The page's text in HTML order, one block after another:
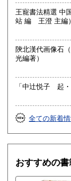
王寵書法精選 中国歴
站 編 王澄 主編）
陝北漢代画像石（陝西文物
光編著）
「中辻悦子 起
全ての新着
おすすめの書